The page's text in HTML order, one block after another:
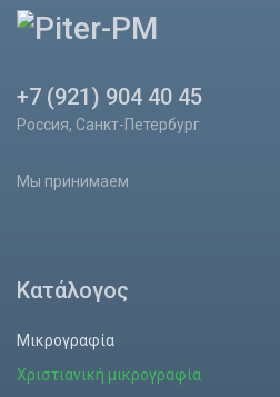
+7 (921) 904 40 45
Россия, Санкт-Петербург
Мы принимаем
Κατάλογος
Μικρογραφία
Χριστιανική μικρογραφία